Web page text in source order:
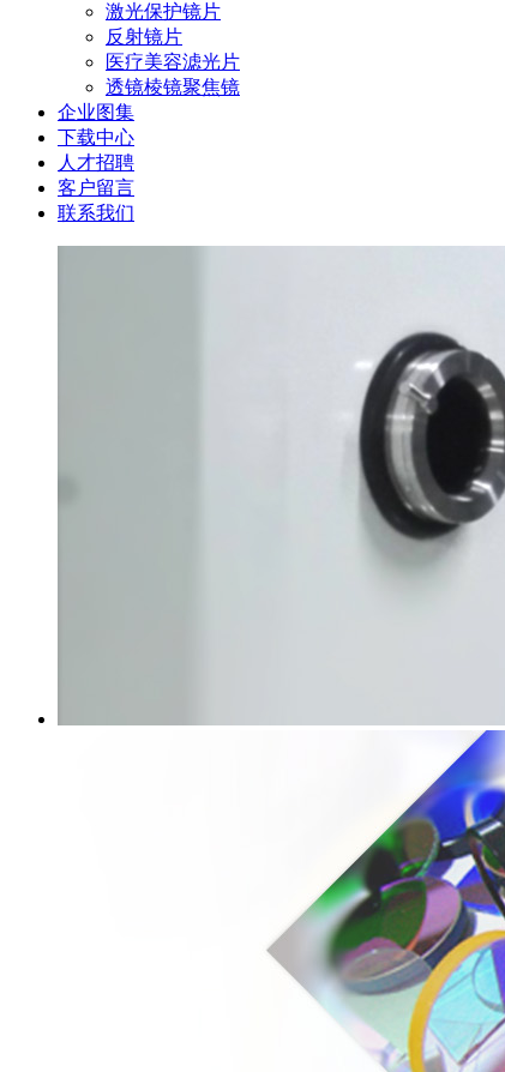
激光保护镜片
反射镜片
医疗美容滤光片
透镜棱镜聚焦镜
企业图集
下载中心
人才招聘
客户留言
联系我们